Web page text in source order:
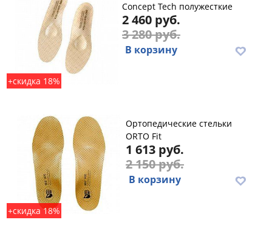
+скидка 18%
Concept Tech полужесткие
2 460 руб.
3 280 руб.
В корзину
+скидка 18%
Ортопедические стельки
ORTO Fit
1 613 руб.
2 150 руб.
В корзину